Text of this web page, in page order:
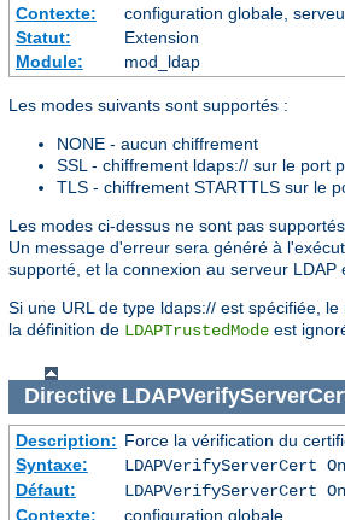
Contexte:
configuration globale,
Statut:
Extension
Module:
mod_ldap
Les modes suivants sont supportés :
NONE - aucun chiffrement
SSL - chiffrement ldaps:// sur le port
TLS - chiffrement STARTTLS sur le
Les modes ci-dessus ne sont pas
Un message d'erreur sera généré à
supporté, et la connexion au serveur LDAP
Si une URL de type ldaps:// est spécifiée,
la définition de LDAPTrustedMode est
Directive
Description: Force la vérification du
Syntaxe:
LDAPVerifyServerCert
Défaut:
LDAPVerifyServerCert On
Contexte:
configuration globale